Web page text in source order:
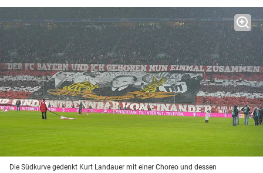
Die Südkurve gedenkt Kurt Landauer mit einer Choreo und dessen